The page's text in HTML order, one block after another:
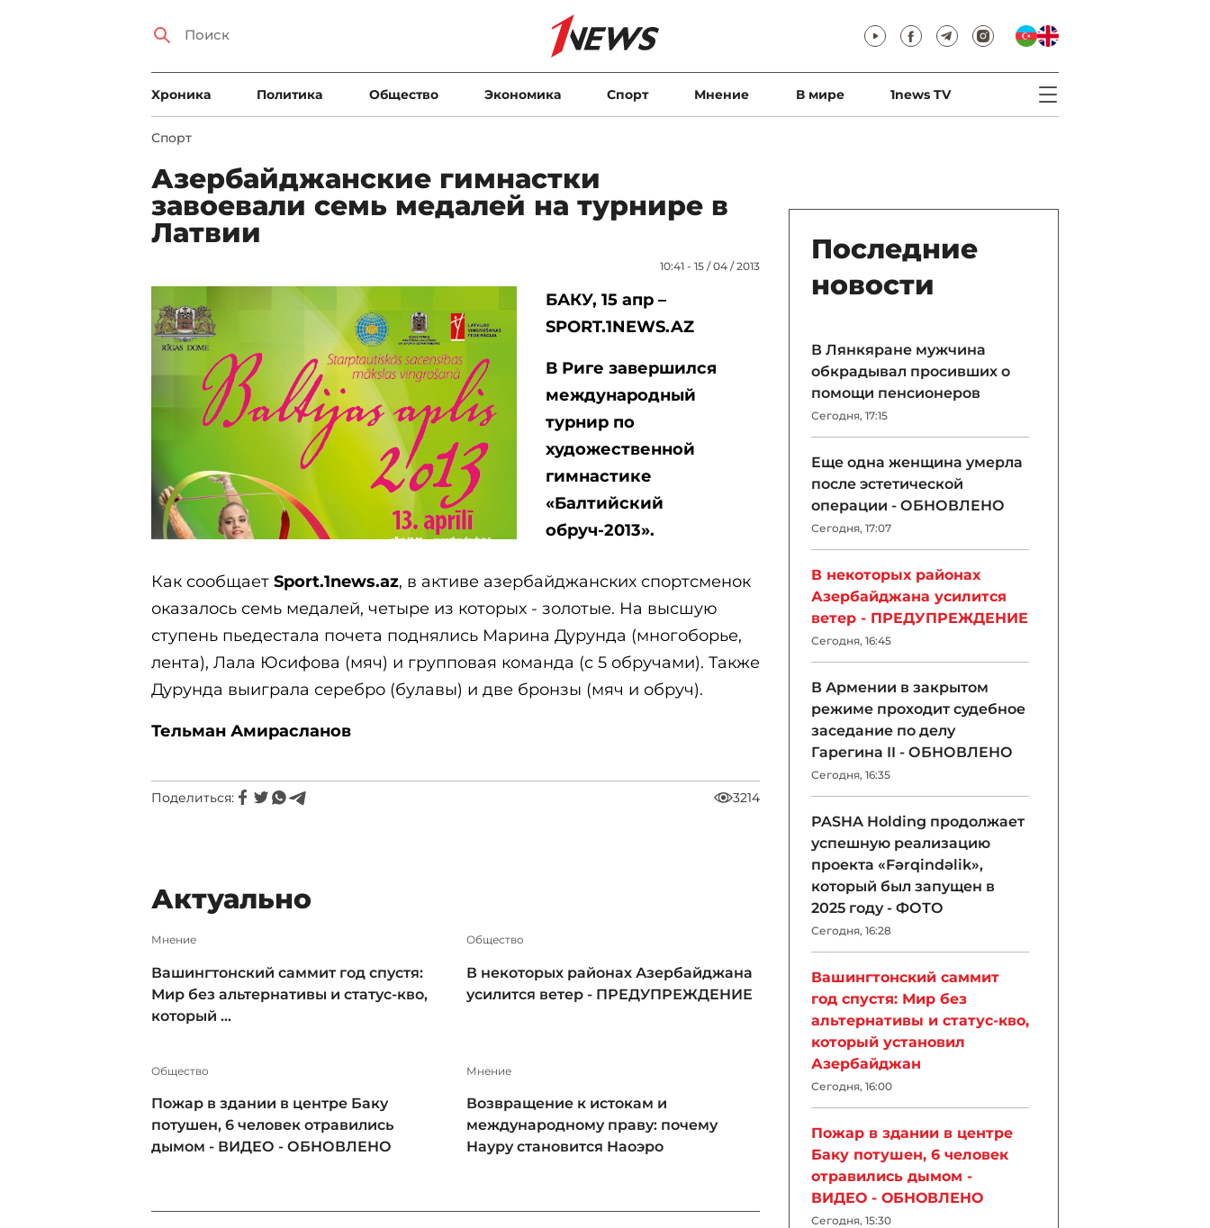
Xроника Политика Общество Экономика Спорт Мнение В мире 1news TV
Спорт
Азербайджанские гимнастки
завоевали семь медалей на турнире в
Латвии
10:41 - 15 / 04 / 2013
БАКУ, 15 апр –
SPORT.1NEWS.AZ
В Риге завершился
международный
турнир по
художественной
гимнастике
«Балтийский
обруч-2013».
Как сообщает Sport.1news.az, в активе азербайджанских спортсменок
оказалось семь медалей, четыре из которых - золотые. На высшую
ступень пьедестала почета поднялись Марина Дурунда (многоборье,
лента), Лала Юсифова (мяч) и групповая команда (с 5 обручами). Также
Дурунда выиграла серебро (булавы) и две бронзы (мяч и обруч).
Тельман Амирасланов
Поделиться: 3214
Актуально
Мнение
Вашингтонский саммит год спустя:
Мир без альтернативы и статус-кво,
который ...
Общество
В некоторых районах Азербайджана
усилится ветер - ПРЕДУПРЕЖДЕНИЕ
Общество
Пожар в здании в центре Баку
потушен, 6 человек отравились
дымом - ВИДЕО - ОБНОВЛЕНО
Мнение
Возвращение к истокам и
международному праву: почему
Науру становится Наоэро
Последние
новости
В Лянкяране мужчина
обкрадывал просивших о
помощи пенсионеров
Сегодня, 17:15
Еще одна женщина умерла
после эстетической
операции - ОБНОВЛЕНО
Сегодня, 17:07
В некоторых районах
Азербайджана усилится
ветер - ПРЕДУПРЕЖДЕНИЕ
Сегодня, 16:45
В Армении в закрытом
режиме проходит судебное
заседание по делу
Гарегина II - ОБНОВЛЕНО
Сегодня, 16:35
PASHA Holding продолжает
успешную реализацию
проекта «Fərqindəlik»,
который был запущен в
2025 году - ФОТО
Сегодня, 16:28
Вашингтонский саммит
год спустя: Мир без
альтернативы и статус-кво,
который установил
Азербайджан
Сегодня, 16:00
Пожар в здании в центре
Баку потушен, 6 человек
отравились дымом -
ВИДЕО - ОБНОВЛЕНО
Сегодня, 15:30